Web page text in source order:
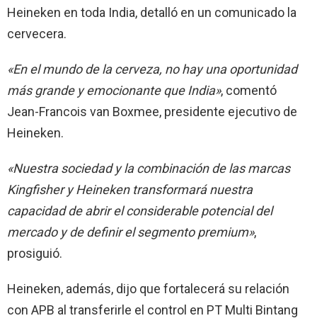
Heineken en toda India, detalló en un comunicado la
cervecera.
«En el mundo de la cerveza, no hay una oportunidad
más grande y emocionante que India», comentó
Jean-Francois van Boxmee, presidente ejecutivo de
Heineken.
«Nuestra sociedad y la combinación de las marcas
Kingfisher y Heineken transformará nuestra
capacidad de abrir el considerable potencial del
mercado y de definir el segmento premium»,
prosiguió.
Heineken, además, dijo que fortalecerá su relación
con APB al transferirle el control en PT Multi Bintang